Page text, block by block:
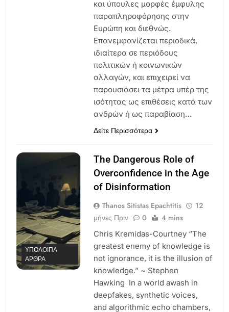
και ύπουλες μορφές έμφυλης
παραπληροφόρησης στην
Ευρώπη και διεθνώς.
Επανεμφανίζεται περιοδικά,
ιδιαίτερα σε περιόδους
πολιτικών ή κοινωνικών
αλλαγών, και επιχειρεί να
παρουσιάσει τα μέτρα υπέρ της
ισότητας ως επιθέσεις κατά των
ανδρών ή ως παραβίαση…
Δείτε Περισσότερα
ΥΠΌΛΟΙΠΑ
ΆΡΘΡΑ
The Dangerous Role of
Overconfidence in the Age
of Disinformation
Thanos Sitistas Epachtitis
12
μήνες Πριν
0 4 mins
Chris Kremidas-Courtney “The
greatest enemy of knowledge is
not ignorance, it is the illusion of
knowledge.” ~ Stephen
Hawking In a world awash in
deepfakes, synthetic voices,
and algorithmic echo chambers,